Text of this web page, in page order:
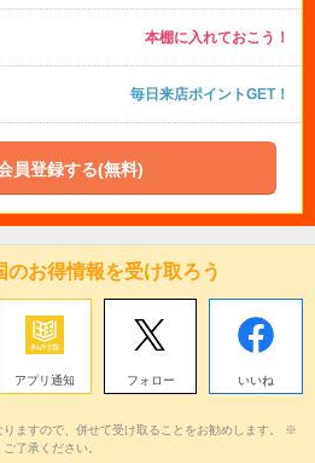
本棚に入れておこう！
毎日来店ポイントGET！
員登録する(無料)
のお得情報を受け取ろう
アプリ通知 フォロー いいね
ますので、併せて受け取ることをお勧めします。 ※
了承ください。